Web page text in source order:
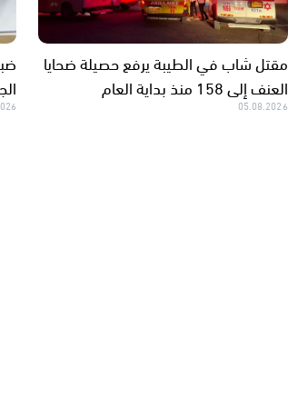
مقتل شاب في الطيبة يرفع حصيلة ضحايا
العنف إلى 158 منذ بداية العام
05.08.2026